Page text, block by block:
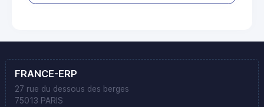
FRANCE-ERP
27 rue du dessous des berges
75013 PARIS